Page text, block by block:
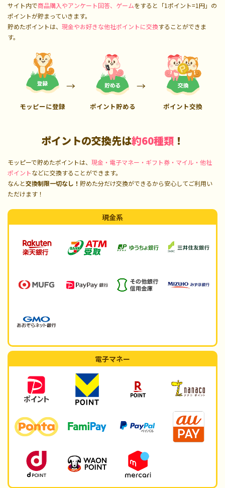
サイト内で商品購入やアンケート回答、ゲームをすると「1ポイント=1円」の
ポイントが貯まっていきます。
貯めたポイントは、 現金やお好きな他社ポイントに交換することができま
す。
モッピーに登録 ポイント貯める ポイント交換
ポイントの交換先は約60種類 ！
モッピーで貯めたポイントは、 現金・電子マネー・ギフト券・マイル・他社
ポイントなどに交換することができます。
なんと交換制限一切なし！ 貯めた分だけ交換ができるから安心してご利用い
ただけます！
現金系
電子マネー